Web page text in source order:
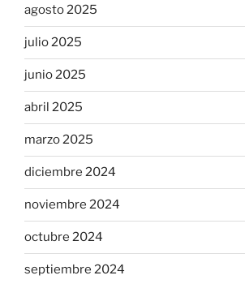
agosto 2025
julio 2025
junio 2025
abril 2025
marzo 2025
diciembre 2024
noviembre 2024
octubre 2024
septiembre 2024